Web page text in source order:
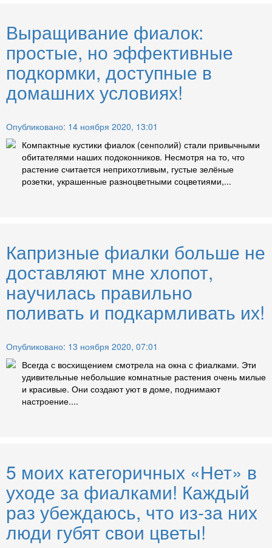
Выращивание фиалок:
простые, но эффективные
подкормки, доступные в
домашних условиях!
Опубликовано: 14 ноября 2020, 13:01
Компактные кустики фиалок (сенполий) стали привычными
обитателями наших подоконников. Несмотря на то, что
растение считается неприхотливым, густые зелёные
розетки, украшенные разноцветными соцветиями,...
Капризные фиалки больше не
доставляют мне хлопот,
научилась правильно
поливать и подкармливать их!
Опубликовано: 13 ноября 2020, 07:01
Всегда с восхищением смотрела на окна с фиалками. Эти
удивительные небольшие комнатные растения очень милые
и красивые. Они создают уют в доме, поднимают
настроение....
5 моих категоричных «Нет» в
уходе за фиалками! Каждый
раз убеждаюсь, что из-за них
люди губят свои цветы!